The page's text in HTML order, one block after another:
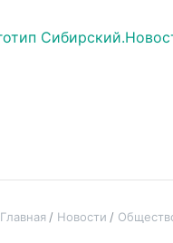
Главная Новости